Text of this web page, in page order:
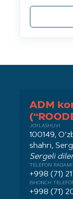
ADM
JOYLASHUVI
100149,
shahri,
Sergeli
TELEFON RAQAMI
+998 (71)
ISHONCH
+998 (71)